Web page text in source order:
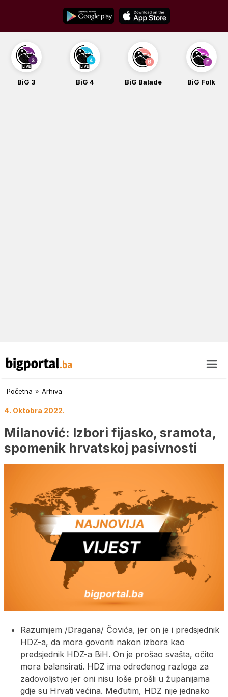
content
BiG 3 BiG 4 BiG Balade BiG Folk
Početna » Arhiva
4. Oktobra 2022.
Milanović: Izbori fijasko, sramota,
spomenik hrvatskoj pasivnosti
Razumijem /Dragana/ Čovića, jer on je i predsjednik
HDZ-a, da mora govoriti nakon izbora kao
predsjednik HDZ-a BiH. On je prošao svašta, očito
mora balansirati. HDZ ima određenog razloga za
zadovoljstvo jer oni nisu loše prošli u županijama
gdje su Hrvati većina. Međutim, HDZ nije jednako